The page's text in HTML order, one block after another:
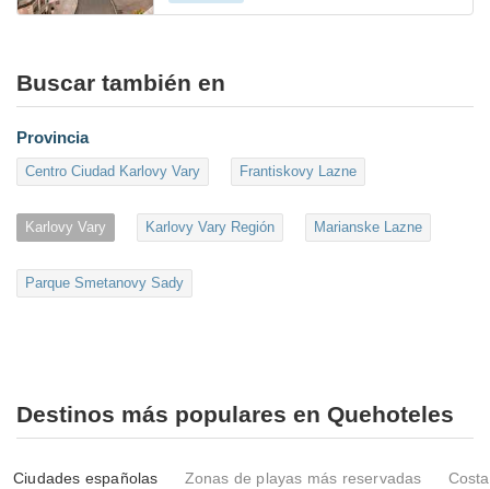
Buscar también en
Provincia
Centro Ciudad Karlovy Vary Frantiskovy Lazne
Karlovy Vary Karlovy Vary Región Marianske Lazne
Parque Smetanovy Sady
Destinos más populares en Quehoteles
Ciudades españolas Zonas de playas más reservadas